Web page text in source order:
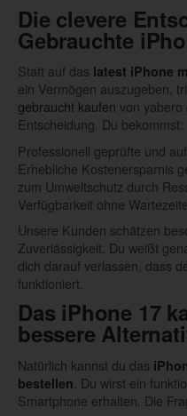
Die clevere
Gebrauchte
Statt auf das latest iPhone
ein Vermögen auszugeben,
gebraucht kaufen von yabero
Entscheidung. Du bekommst:
Professionell geprüfte und
Erhebliche Kostenersparnis
zum Umweltschutz durch
Verfügbarkeit ohne
Unsere Kunden schätzen
Zuverlässigkeit. Du weißt
dich darauf verlassen, dass
funktioniert.
Das iPhone 17
bessere
Natürlich kannst du das
bestellen . Du wirst ein
Smartphone erhalten. Die